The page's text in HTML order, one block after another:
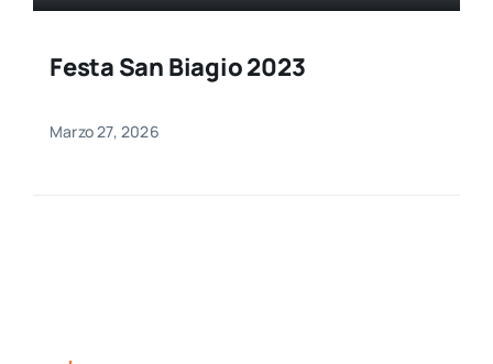
Festa San Biagio 2023
Marzo 27, 2026